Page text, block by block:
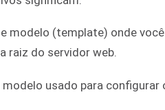
modelo (template) onde
raiz do servidor web.
usado para configurar